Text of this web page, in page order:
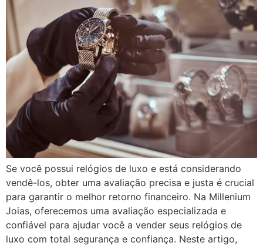
Se você possui relógios de luxo e está considerando
vendê-los, obter uma avaliação precisa e justa é crucial
para garantir o melhor retorno financeiro. Na Millenium
Joias, oferecemos uma avaliação especializada e
confiável para ajudar você a vender seus relógios de
luxo com total segurança e confiança. Neste artigo,